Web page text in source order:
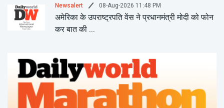
Newsalert 08-Aug-2026 11:48 PM
अमेरिका के उपराष्ट्रपति वेंस ने प्रधानमंत्री मोदी को फोन
कर बात की ...